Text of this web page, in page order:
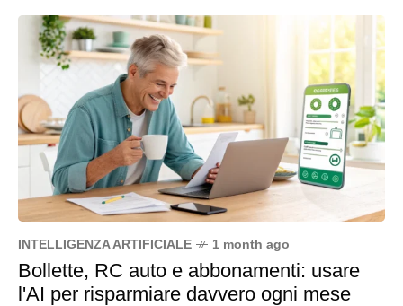
INTELLIGENZA ARTIFICIALE 1 month ago
Bollette, RC auto e abbonamenti: usare
l'AI per risparmiare davvero ogni mese